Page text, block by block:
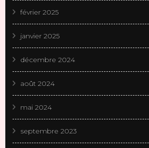
février 2025
janvier 2025
décembre 2024
août 2024
mai 2024
septembre 2023